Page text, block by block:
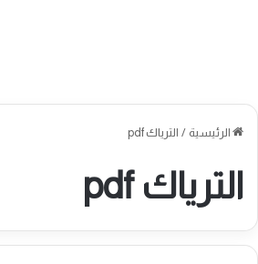
الرئيسية / الترياك pdf
الترياك pdf